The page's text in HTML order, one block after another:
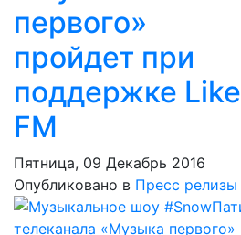
первого»
пройдет при
поддержке Like
FM
Пятница, 09 Декабрь 2016
Опубликовано в Пресс релизы